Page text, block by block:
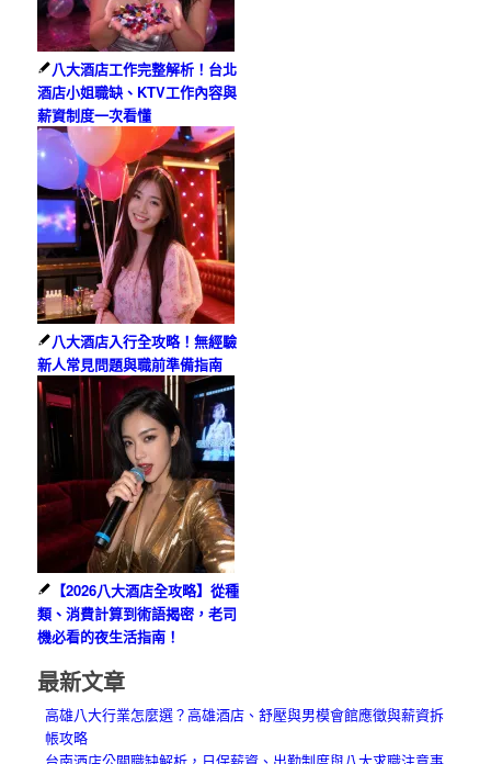
八大酒店工作完整解析！台北
酒店小姐職缺、KTV工作內容與
薪資制度一次看懂
八大酒店入行全攻略！無經驗
新人常見問題與職前準備指南
【2026八大酒店全攻略】從種
類、消費計算到術語揭密，老司
機必看的夜生活指南！
最新文章
高雄八大行業怎麼選？高雄酒店、舒壓與男模會館應徵與薪資拆
帳攻略